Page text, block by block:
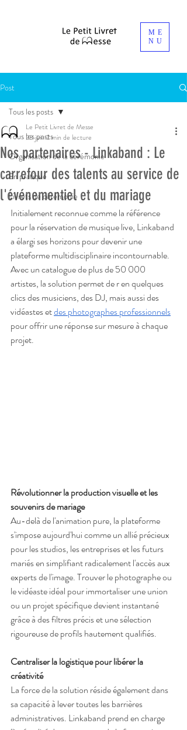
ME
NU
Post
Tous les posts
Organisation de la cérémonie
En pratique
Livrets de cérémonie
Tous les posts
Nos partenaires - Linkaband : Le
carrefour des talents au service de
l'événementiel et du mariage
Le Petit Livret de Messe
23 juin2 min de lecture
Initialement reconnue comme la référence
pour la réservation de musique live, Linkaband
a élargi ses horizons pour devenir une
plateforme multidisciplinaire incontournable.
Avec un catalogue de plus de 50 000
artistes, la solution permet de r en quelques
clics des musiciens, des DJ, mais aussi des
vidéastes et des photographes professionnels
pour offrir une réponse sur mesure à chaque
projet.
Révolutionner la production visuelle et les
souvenirs de mariage
Au-delà de l'animation pure, la plateforme
s'impose aujourd'hui comme un allié précieux
pour les studios, les entreprises et les futurs
mariés en simplifiant radicalement l'accès aux
experts de l'image. Trouver le photographe ou
le vidéaste idéal pour immortaliser une union
ou un projet spécifique devient instantané
grâce à des filtres précis et une sélection
rigoureuse de profils hautement qualifiés.
Centraliser la logistique pour libérer la
créativité
La force de la solution réside également dans
sa capacité à lever toutes les barrières
administratives. Linkaband prend en charge